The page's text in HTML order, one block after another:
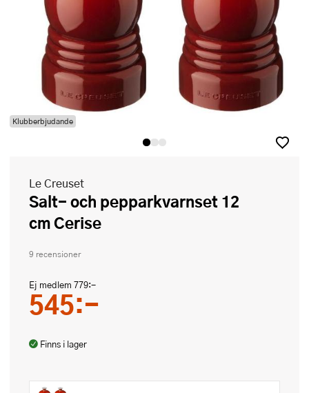
Klubberbjudande
Le Creuset
Salt- och pepparkvarnset 12
cm Cerise
9 recensioner
Ej medlem 779:-
545:-
Finns i lager